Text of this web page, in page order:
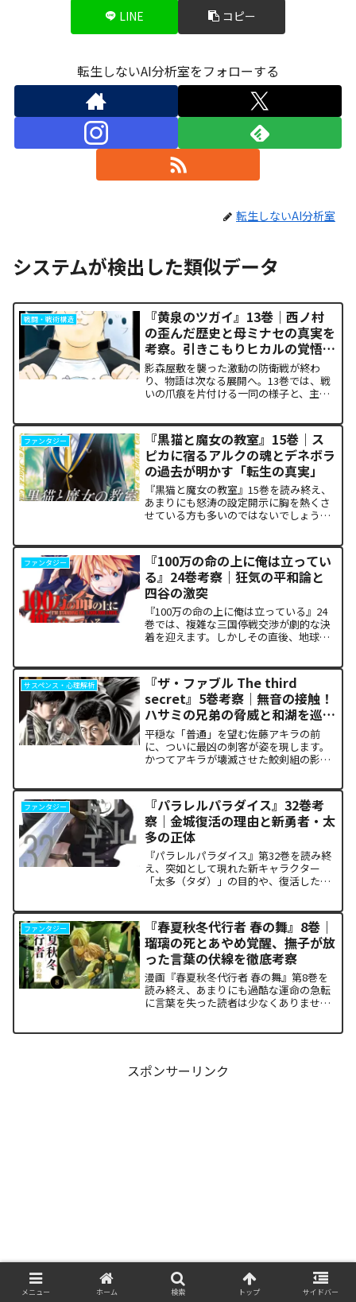
LINE コピー
転生しないAI分析室をフォローする
転生しないAI分析室
システムが検出した類似データ
戦闘・戦術構造
『黄泉のツガイ』13巻｜西ノ村
の歪んだ歴史と母ミナセの真実を
考察。引きこもりヒカルの覚悟に
震える理由
影森屋敷を襲った激動の防衛戦が終わ
り、物語は次なる展開へ。13巻では、戦
いの爪痕を片付ける一同の様子と、主人
ど熱く焦がすのでしょうか。本記事で
は、13巻で明かされた驚愕...
ファンタジー
『黒猫と魔女の教室』15巻｜ス
ピカに宿るアルクの魂とデネボラ
の過去が明かす「転生の真実」
『黒猫と魔女の教室』15巻を読み終え、
あまりにも怒涛の設定開示に胸を熱くさ
せている方も多いのではないでしょう
ドの裏側で、本作最大のミステリーであ
った「アルクの正体」と...
ファンタジー
『100万の命の上に俺は立ってい
る』24巻考察｜狂気の平和論と
四谷の激突
『100万の命の上に俺は立っている』24
巻では、複雑な三国停戦交渉が劇的な決
着を迎えます。しかしその直後、地球を
ち塞がります。彼が主張する「狂気の平
和論」と四谷友助たち...
サスペンス・心理解析
『ザ・ファブル The third
secret』5巻考察｜無音の接触！
ハサミの兄弟の脅威と和湖を巡る
因縁の真相
平穏な「普通」を望む佐藤アキラの前
に、ついに最凶の刺客が姿を現します。
かつてアキラが壊滅させた鮫剣組の影に
静寂が、一瞬にして極限の戦場へと変貌
するスリルに、多くの読者が...
ファンタジー
『パラレルパラダイス』32巻考
察｜金城復活の理由と新勇者・太
多の正体
『パラレルパラダイス』第32巻を読み終
え、突如として現れた新キャラクター
「太多（タダ）」の目的や、復活した邪
あまりにも重く、今後の世界の行方が気
になっている方も多いはずで...
ファンタジー
『春夏秋冬代行者 春の舞』8巻｜
瑠璃の死とあやめ覚醒、撫子が放
った言葉の伏線を徹底考察
漫画『春夏秋冬代行者 春の舞』第8巻を
読み終え、あまりにも過酷な運命の急転
に言葉を失った読者は少なくありませ
スポンサーリンク
メニュー ホーム 検索 トップ サイドバー